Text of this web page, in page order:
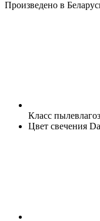
Произведено в
Класс
Цвет свечения